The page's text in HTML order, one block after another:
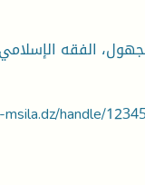
الفقه
handle/